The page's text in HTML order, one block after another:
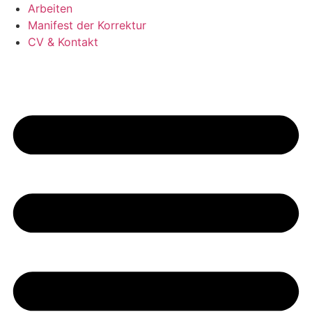
Arbeiten
Manifest der Korrektur
CV & Kontakt